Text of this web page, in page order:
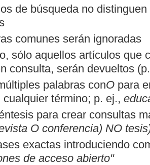
de búsqueda no
comunes serán ignoradas
sólo aquellos artículos que
consulta, serán devueltos
palabras conO para
cualquier término; p. ej.,
para crear consultas
O conferencia) NO
exactas introduciendo
de acceso abierto"